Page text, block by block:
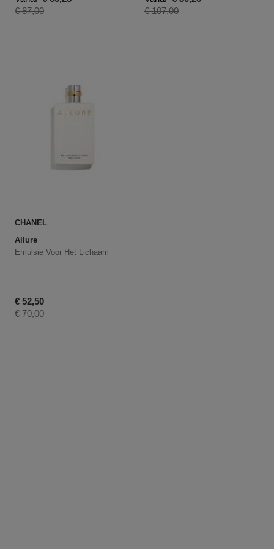
Productprijs
€ 87,00
Productprijs
€ 107,00
CHANEL
Allure
Emulsie Voor Het Lichaam
Kortingsprijs
€ 52,50
Productprijs
€ 70,00